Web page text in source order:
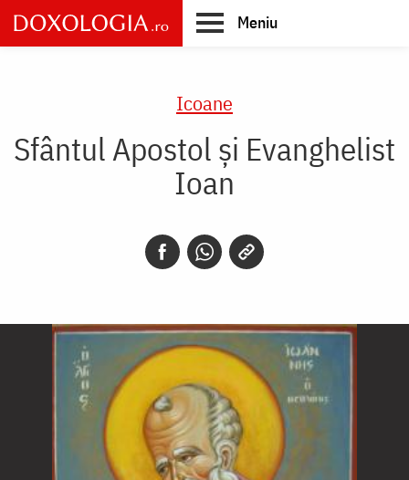
Skip
to
main
Meniu
Icoane
Sfântul Apostol și Evanghelist
Ioan